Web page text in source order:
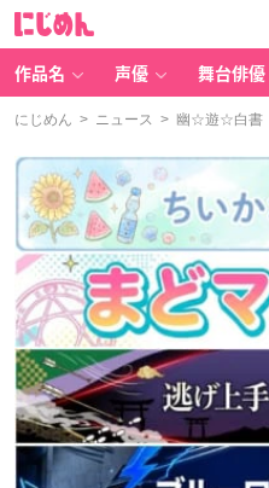
作品名 声優 舞台俳優
にじめん > ニュース > 幽☆遊☆白書